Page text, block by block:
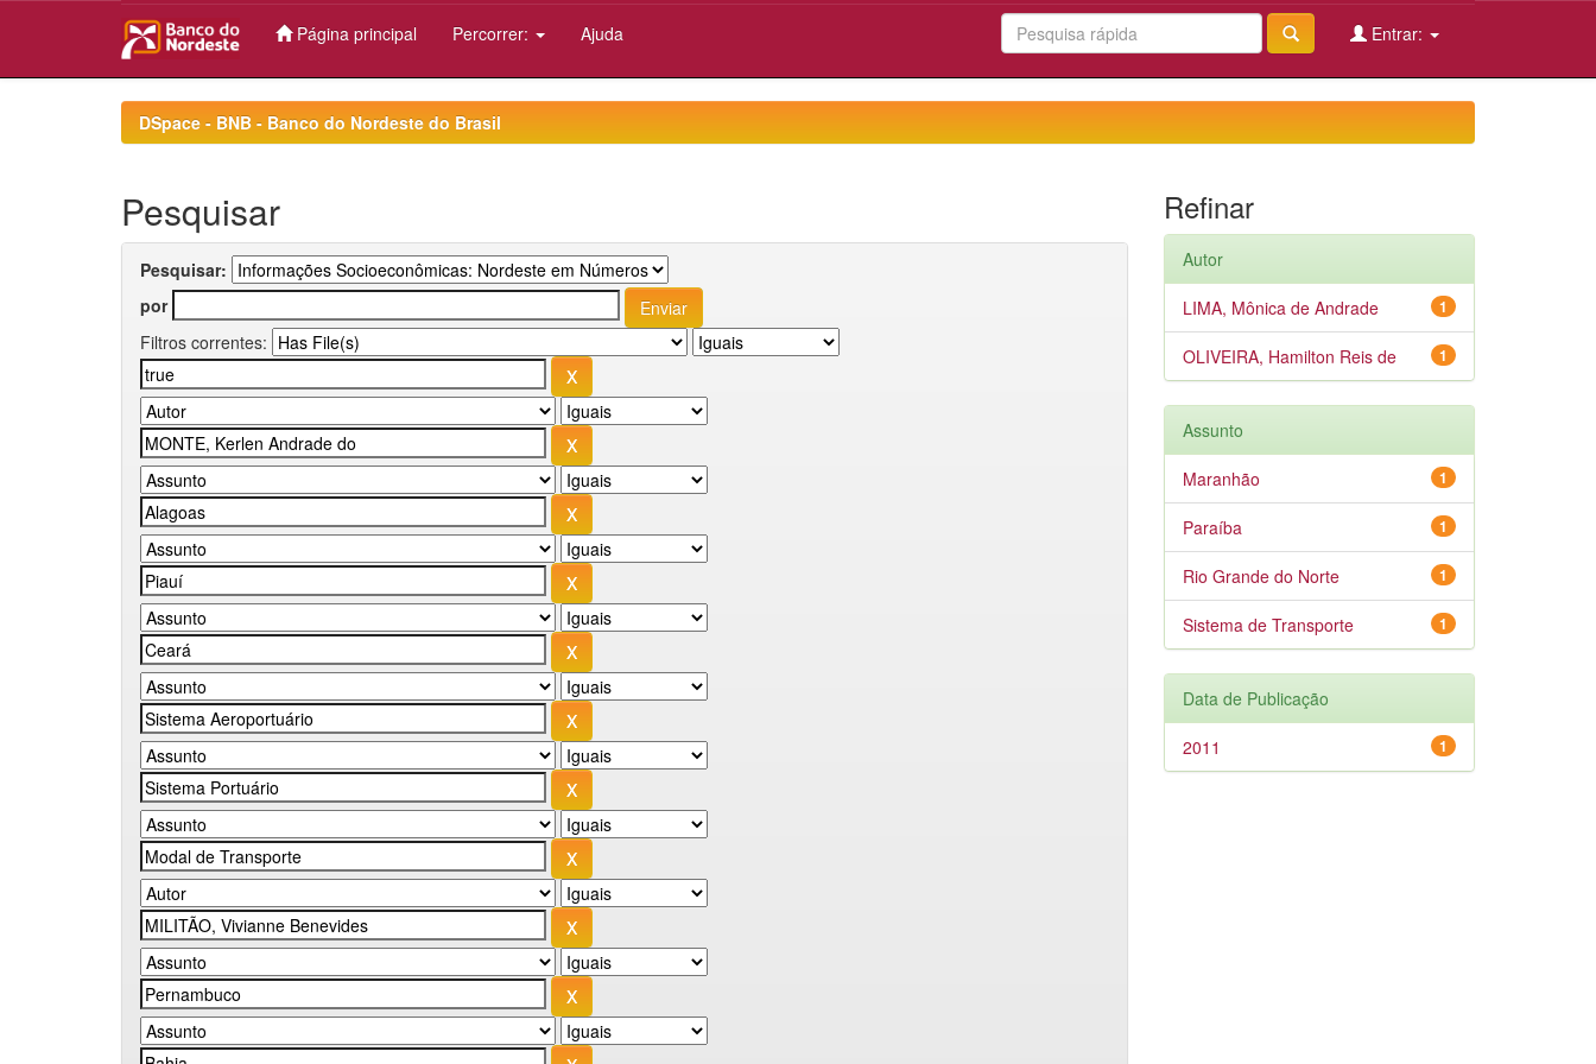
Página principal Percorrer: Ajuda Entrar:
DSpace - BNB - Banco do Nordeste do Brasil
Pesquisar
Pesquisar:
por
Filtros correntes:
Refinar
Autor
1
LIMA, Mônica de Andrade
1
OLIVEIRA, Hamilton Reis de
Assunto
1
Maranhão
1
Paraíba
1
Rio Grande do Norte
1
Sistema de Transporte
Data de Publicação
1
2011